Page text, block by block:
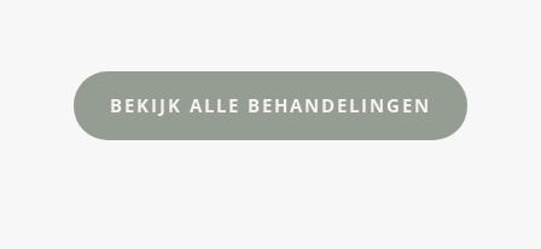
BEKIJK ALLE BEHANDELINGEN